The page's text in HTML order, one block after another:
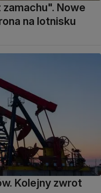
Nowe
na lotnisku
Kolejny zwrot